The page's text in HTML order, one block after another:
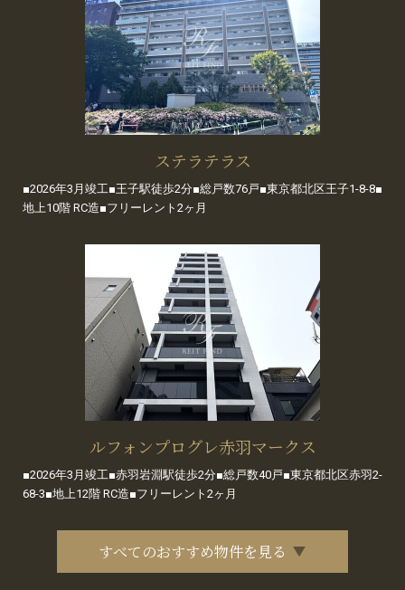
ステラテラス
■2026年3月竣工■王子駅徒歩2分■総戸数76戸■東京都北区王子1-8-8■
地上10階 RC造■フリーレント2ヶ月
ルフォンプログレ赤羽マークス
■2026年3月竣工■赤羽岩淵駅徒歩2分■総戸数40戸■東京都北区赤羽2-
68-3■地上12階 RC造■フリーレント2ヶ月
すべてのおすすめ物件を見る